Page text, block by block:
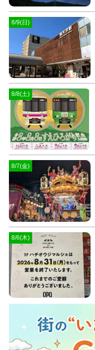
8/9(日)
8/8(土)
8/7(金)
8/6(木)